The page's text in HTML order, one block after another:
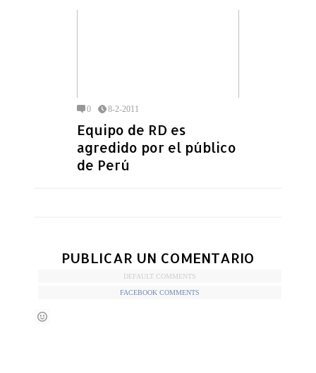
0 8-2-2011
Equipo de RD es
agredido por el público
de Perú
PUBLICAR UN COMENTARIO
DEFAULT COMMENTS
FACEBOOK COMMENTS